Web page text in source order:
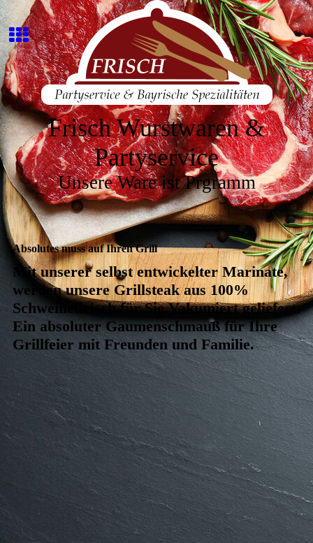
Frisch Wurstwaren &
Partyservice
Unsere Ware ist Prgramm
Absolutes muss auf Ihren Grill
Mit unserer selbst entwickelter Marinate,
werden unsere Grillsteak aus 100%
Schweinefleisch für Sie Vakumiert geliefert.
Ein absoluter Gaumenschmauß für Ihre
Grillfeier mit Freunden und Familie.